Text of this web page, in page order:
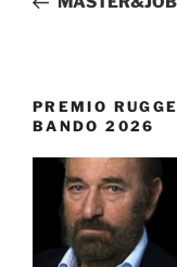
PREMIO
BANDO 2026